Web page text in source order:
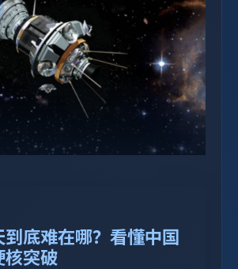
到底难在哪？看懂中国
核突破